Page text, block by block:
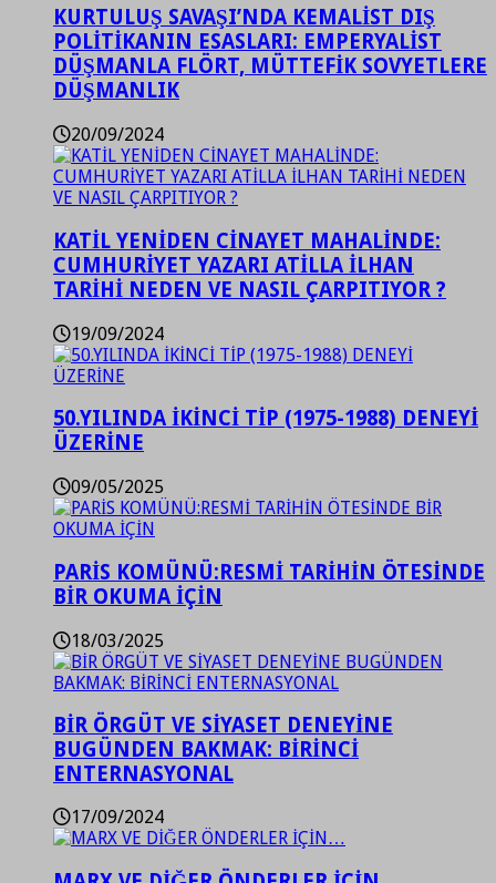
KURTULUŞ SAVAŞI’NDA KEMALİST DIŞ
POLİTİKANIN ESASLARI: EMPERYALİST
DÜŞMANLA FLÖRT, MÜTTEFİK SOVYETLERE
DÜŞMANLIK
20/09/2024
KATİL YENİDEN CİNAYET MAHALİNDE:
CUMHURİYET YAZARI ATİLLA İLHAN
TARİHİ NEDEN VE NASIL ÇARPITIYOR ?
19/09/2024
50.YILINDA İKİNCİ TİP (1975-1988) DENEYİ
ÜZERİNE
09/05/2025
PARİS KOMÜNÜ:RESMİ TARİHİN ÖTESİNDE
BİR OKUMA İÇİN
18/03/2025
BİR ÖRGÜT VE SİYASET DENEYİNE
BUGÜNDEN BAKMAK: BİRİNCİ
ENTERNASYONAL
17/09/2024